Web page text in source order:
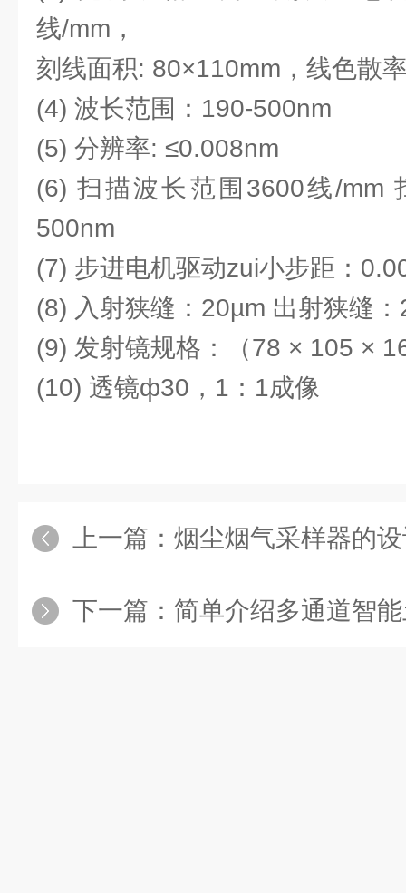
线/mm，
刻线面积: 80×110mm，线色散
(4) 波长范围：190-500nm
(5) 分辨率: ≤0.008nm
(6) 扫描波长范围3600线/mm
500nm
(7) 步进电机驱动zui小步距：
(8) 入射狭缝：20µm 出射狭缝
(9) 发射镜规格：（78 × 105 ×
(10) 透镜ф30，1：1成像
上一篇： 烟尘烟气采样器的
下一篇： 简单介绍多通道智能土壤（